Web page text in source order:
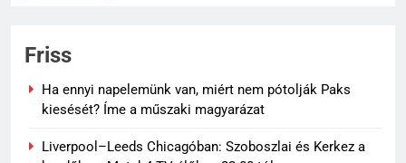
Friss
Ha ennyi napelemünk van, miért nem pótolják Paks
kiesését? Íme a műszaki magyarázat
Liverpool–Leeds Chicagóban: Szoboszlai és Kerkez a